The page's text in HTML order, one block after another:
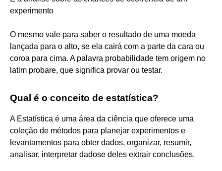
experimento
O mesmo vale para saber o resultado de uma moeda
lançada para o alto, se ela cairá com a parte da cara ou
coroa para cima. A palavra probabilidade tem origem no
latim probare, que significa provar ou testar.
Qual é o conceito de estatística?
A Estatística é uma área da ciência que oferece uma
coleção de métodos para planejar experimentos e
levantamentos para obter dados, organizar, resumir,
analisar, interpretar dadose deles extrair conclusões.